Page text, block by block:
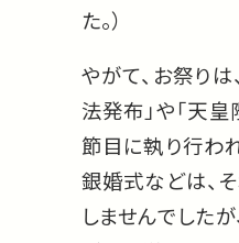
た。）
やがて、お祭り
法発布」や「天
節目に執り行わ
銀婚式などは、
しませんでした